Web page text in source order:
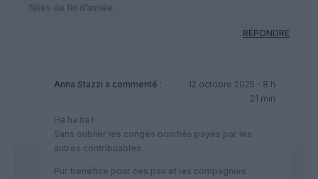
fêtes de fin d’année.
RÉPONDRE
Anna Stazzi a commenté :
12 octobre 2025 - 8 h
21 min
Ha ha ha !
Sans oublier les congés bonifiés payés par les
autres contribuables.
Pur bénéfice pour ces pax et les compagnies